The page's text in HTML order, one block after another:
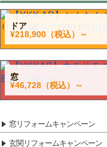
ドア
¥218,900（税込）～
窓
¥46,728（税込）～
窓リフォームキャンペーン
玄関リフォームキャンペーン